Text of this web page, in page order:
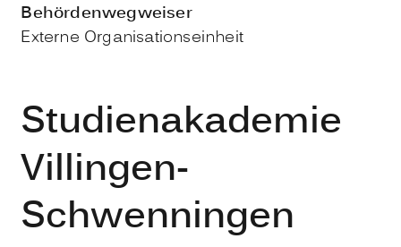
Behördenwegweiser
Externe Organisationseinheit
Studienakademie
Villingen-
Schwenningen